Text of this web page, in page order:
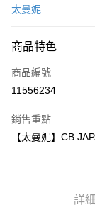
Apple Pay
街口支付
Google Pay
太曼妮
商品特色
商品編號
11556234
銷售重點
【太曼妮】CB
詳